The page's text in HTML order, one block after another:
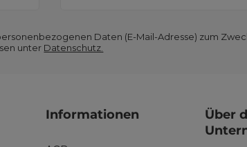
Daten (E-Mail-Adresse) zum
unter Datenschutz.
Informationen
Über